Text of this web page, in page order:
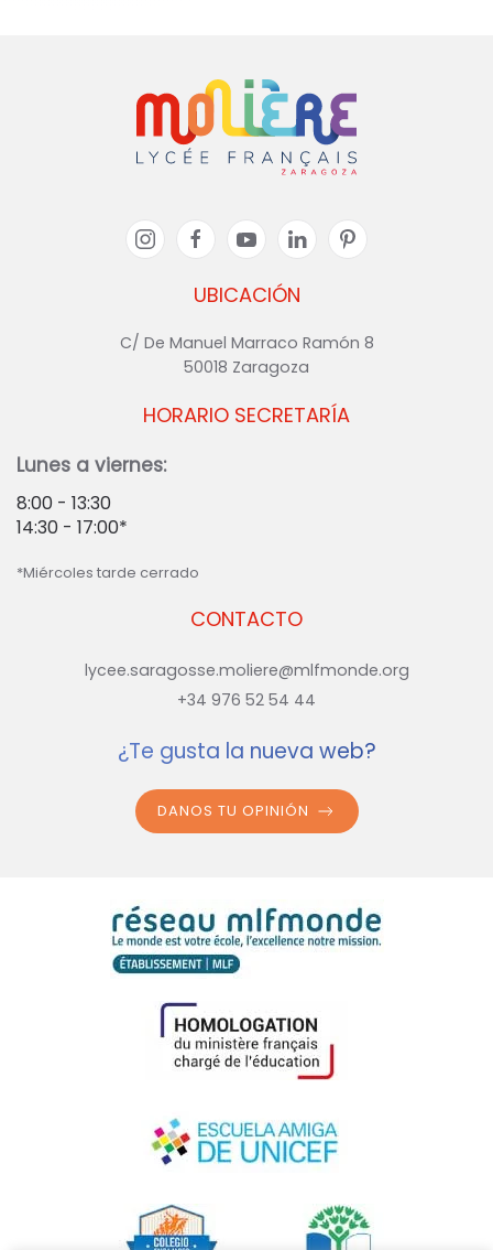
UBICACIÓN
C/ De Manuel Marraco Ramón 8
50018 Zaragoza
CONTACTO
lycee.saragosse.moliere@mlfmonde.org
+34 976 52 54 44
HORARIO SECRETARÍA
Lunes a viernes:
8:00 - 13:30
14:30 - 17:00*
*Miércoles tarde cerrado
¿Te gusta la nueva web?
DANOS TU OPINIÓN